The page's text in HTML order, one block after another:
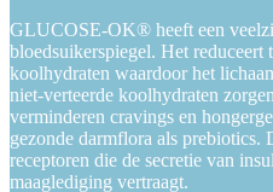
GLUCOSE-OK® heeft een
bloedsuikerspiegel. Het reduceert
koolhydraten waardoor het
niet-verteerde koolhydraten
verminderen cravings en
gezonde darmflora als prebiotics.
receptoren die de secretie van
maaglediging vertraagt.